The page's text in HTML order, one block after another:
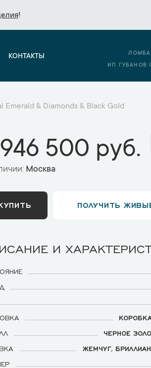
!!
КОНТАКТЫ
ИП ГУБАНОВ
Emerald & Diamonds & Black Gold
500 руб.
Москва
ПОЛУЧИТЬ
И
ЧЕРНОЕ
ЖЕМЧУГ,